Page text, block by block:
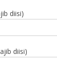
diisi)
diisi)